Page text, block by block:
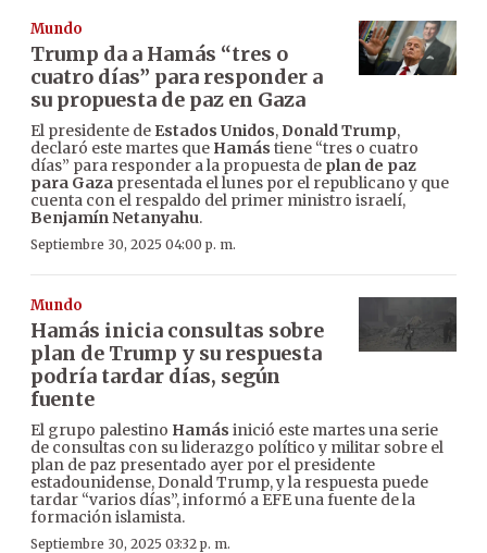
Mundo
Trump da a Hamás “tres o
cuatro días” para responder a
su propuesta de paz en Gaza
El presidente de Estados Unidos, Donald Trump,
declaró este martes que Hamás tiene “tres o cuatro
días” para responder a la propuesta de plan de paz
para Gaza presentada el lunes por el republicano y que
cuenta con el respaldo del primer ministro israelí,
Benjamín Netanyahu.
Septiembre 30, 2025 04:00 p. m.
Mundo
Hamás inicia consultas sobre
plan de Trump y su respuesta
podría tardar días, según
fuente
El grupo palestino Hamás inició este martes una serie
de consultas con su liderazgo político y militar sobre el
plan de paz presentado ayer por el presidente
estadounidense, Donald Trump, y la respuesta puede
tardar “varios días”, informó a EFE una fuente de la
formación islamista.
Septiembre 30, 2025 03:32 p. m.